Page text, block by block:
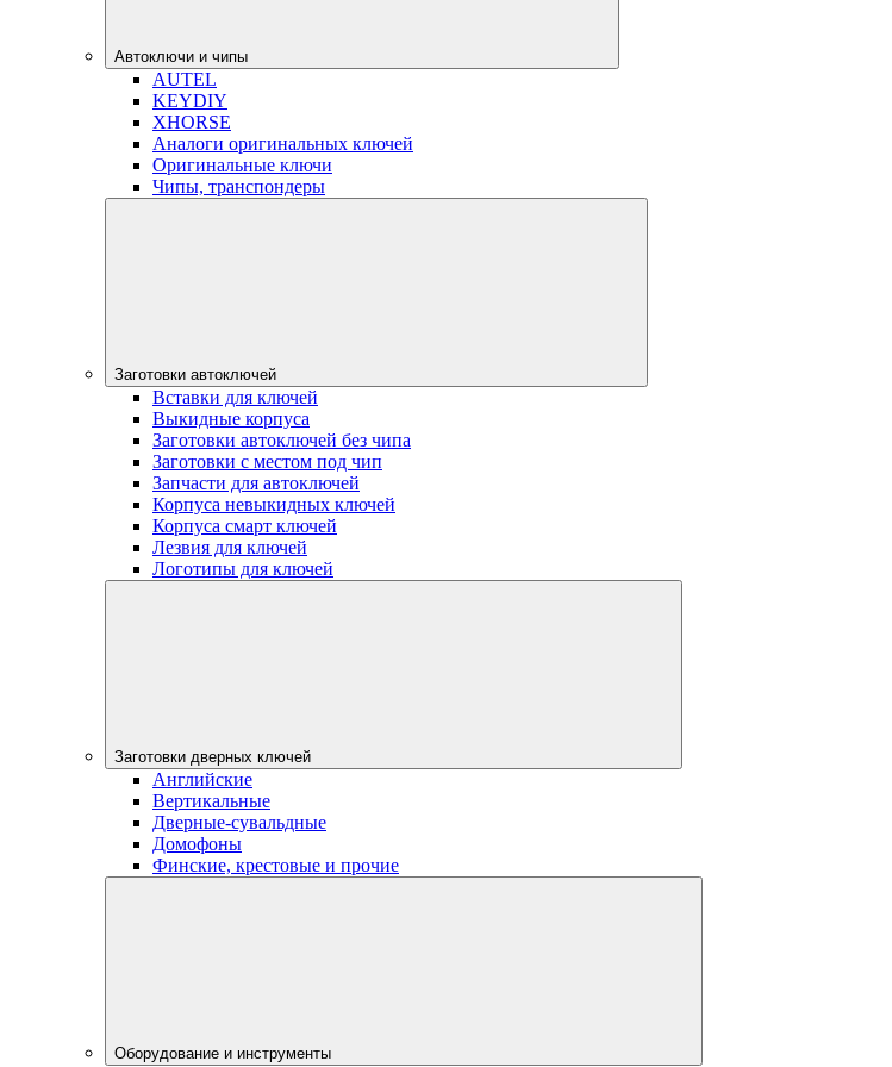
Автоключи и чипы
AUTEL
KEYDIY
XHORSE
Аналоги оригинальных ключей
Оригинальные ключи
Чипы, транспондеры
Заготовки автоключей
Вставки для ключей
Выкидные корпуса
Заготовки автоключей без чипа
Заготовки с местом под чип
Запчасти для автоключей
Корпуса невыкидных ключей
Корпуса смарт ключей
Лезвия для ключей
Логотипы для ключей
Заготовки дверных ключей
Английские
Вертикальные
Дверные-сувальдные
Домофоны
Финские, крестовые и прочие
Оборудование и инструменты